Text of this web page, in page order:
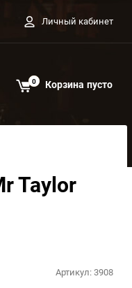
Личный кабинет
0 Корзина пусто
Taylor
Артикул:3908